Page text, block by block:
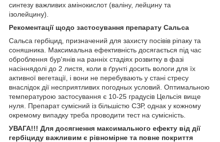
синтезу важливих амінокислот (валіну, лейцину та
ізолейцину).
Рекоментації щодо застосування препарату Сальса
Сальса гербіцид, призначений для захисту посівів ріпаку та
соняшника. Максимальна ефективність досягається під час
оброблення бур'янів на ранніх стадіях розвитку в фазі
насіннядолі до 2 листя, коли в ґрунті досить вологи для їх
активної вегетації, і вони не перебувають у стані стресу
внаслідок дії несприятливих погодных условий. Оптимальною
температурою застосування є 10-25 градусів Цельсія вище
нуля. Препарат сумісний із більшістю СЗР, однак у кожному
окремому випадку треба проводити тест на сумісність.
УВАГА!!! Для досягнення максимального ефекту від дії
гербіциду важливим є рівномірне та повне покриття